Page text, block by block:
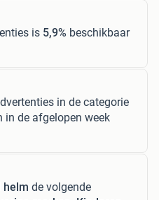
is 5,9% beschikbaar
in de categorie
in de afgelopen week
helm de volgende